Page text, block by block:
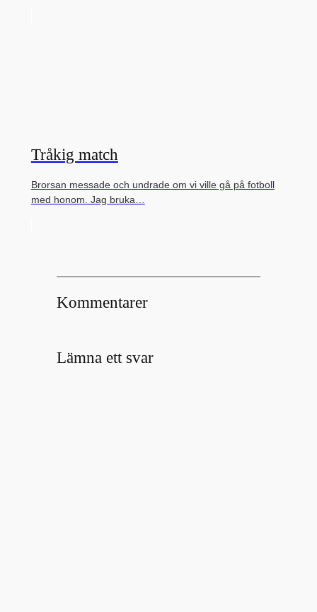
Tråkig match
Brorsan messade och undrade om vi ville gå på fotboll
med honom. Jag bruka…
Kommentarer
Lämna ett svar